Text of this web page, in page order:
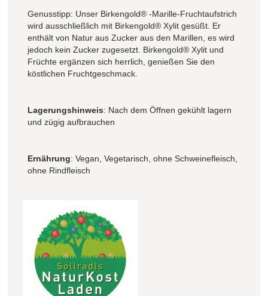
Genusstipp: Unser Birkengold® -Marille-Fruchtaufstrich
wird ausschließlich mit Birkengold® Xylit gesüßt. Er
enthält von Natur aus Zucker aus den Marillen, es wird
jedoch kein Zucker zugesetzt. Birkengold® Xylit und
Früchte ergänzen sich herrlich, genießen Sie den
köstlichen Fruchtgeschmack.
Lagerungshinweis: Nach dem Öffnen gekühlt lagern
und zügig aufbrauchen
Ernährung: Vegan, Vegetarisch, ohne Schweinefleisch,
ohne Rindfleisch